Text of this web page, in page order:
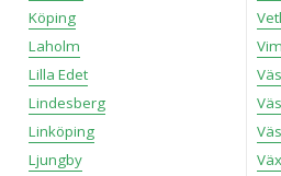
Köping
Laholm
Lilla Edet
Lindesberg
Linköping
Ljungby